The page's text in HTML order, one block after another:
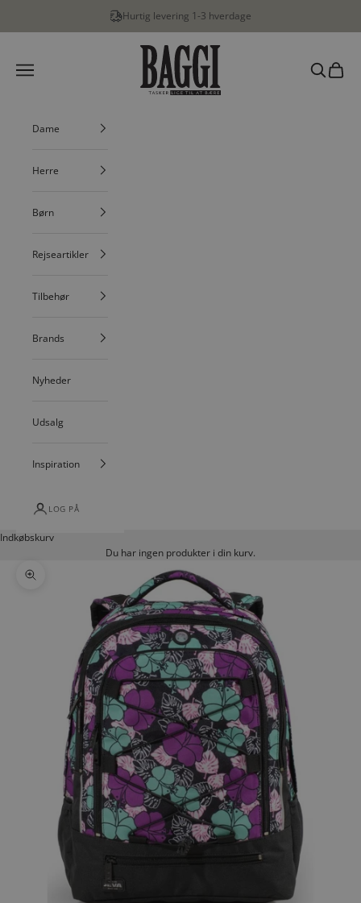
Hurtig levering 1-3 hverdage
BAGGI
Menu
Søg
Dame
Herre
Børn
Rejseartikler
Tilbehør
Brands
Nyheder
Udsalg
Inspiration
LOG PÅ
Indkøbskurv
Du har ingen produkter i din kurv.
Zoom